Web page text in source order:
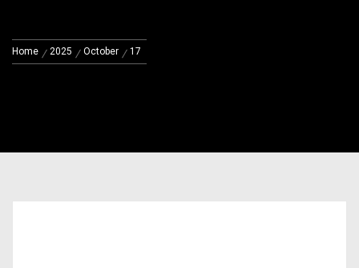
Home 2025 October 17